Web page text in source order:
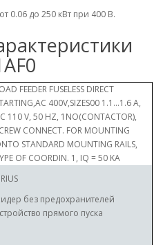
0.06 до 250 кВт при 400 В.
FEEDER FUSELESS DIRECT
400V,SIZES00 1.1...1.6 A,
110 V, 50 HZ, 1NO(CONTACTOR),
CONNECT. FOR MOUNTING
STANDARD MOUNTING RAILS,
OF COORDIN. 1, IQ = 50 KA
без предохранителей
прямого пуска